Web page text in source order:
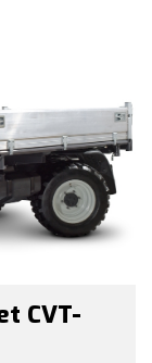
CVT-